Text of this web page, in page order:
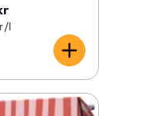
/l